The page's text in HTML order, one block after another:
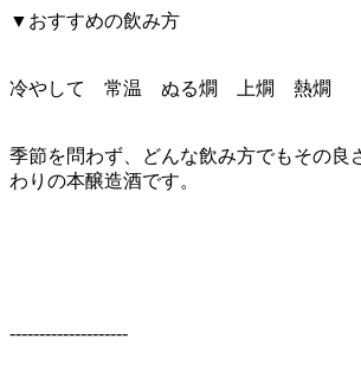
▼おすすめの飲み方
冷やして 常温 ぬる燗 上燗 熱燗
季節を問わず、どんな飲み方でもその良
わりの本醸造酒です。
--------------------